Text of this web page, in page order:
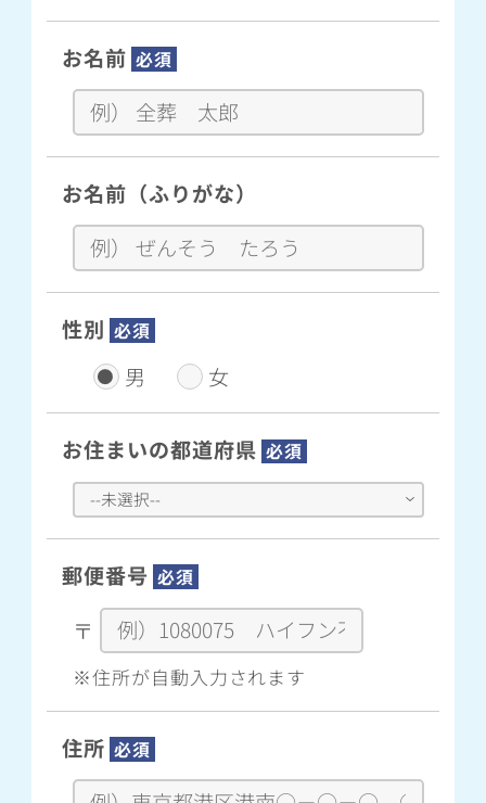
お名前 必須
お名前（ふりがな）
性別 必須
男 女
お住まいの都道府県 必須
郵便番号 必須
〒
※住所が自動入力されます
住所 必須